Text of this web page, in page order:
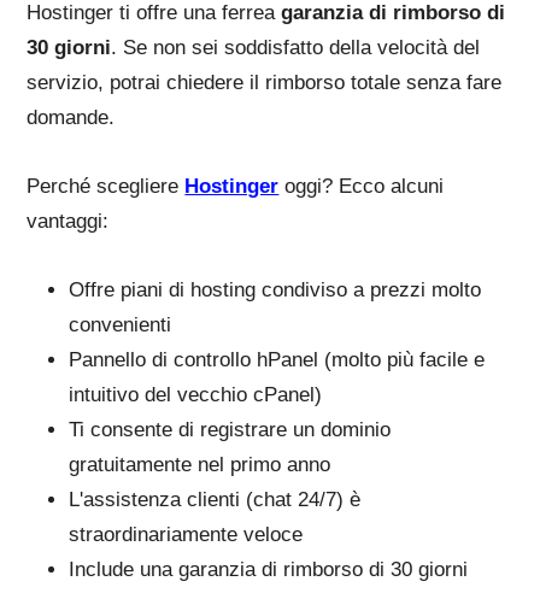
Hostinger ti offre una ferreagaranzia di rimborso di
30 giorni. Se non sei soddisfatto della velocità del
servizio, potrai chiedere il rimborso totale senza fare
domande.
Perché scegliere Hostinger oggi? Ecco alcuni
vantaggi:
Offre piani di hosting condiviso a prezzi molto
convenienti
Pannello di controllo hPanel (molto più facile e
intuitivo del vecchio cPanel)
Ti consente di registrare un dominio
gratuitamente nel primo anno
L'assistenza clienti (chat 24/7) è
straordinariamente veloce
Include una garanzia di rimborso di 30 giorni